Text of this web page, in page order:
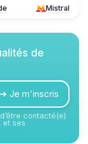
Mistral
de
➔ Je m'inscris
contacté(e)
et ses